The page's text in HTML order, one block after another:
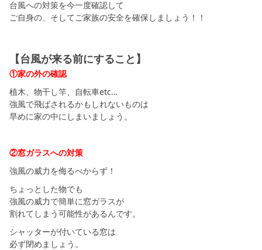
シミュレーション
キャンペーン・コラボ情報
家づくりの知識
企業情報
お問い合わせ
台風への対策を今一度確認して
ご自身の、そしてご家族の安全を確保しましょう！！
【台風が来る前にすること】
①家の外の確認
植木、物干し竿、自転車etc…
強風で飛ばされるかもしれないものは
早めに家の中にしまいましょう。
②窓ガラスへの対策
強風の威力を侮るべからず！
ちょっとした物でも
強風の威力で簡単に窓ガラスが
割れてしまう可能性があるんです。
シャッターが付いている窓は
必ず閉めましょう。